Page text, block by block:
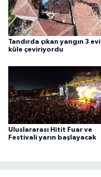
Tandırda çıkan yangın 3 evi
küle çeviriyordu
Uluslararası Hitit Fuar ve
Festivali yarın başlayacak